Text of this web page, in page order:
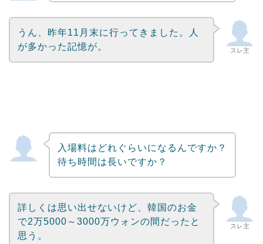
スレ主
うん、昨年11月末に行ってきました。人
が多かった記憶が。
入場料はどれぐらいになるんですか？
待ち時間は長いですか？
スレ主
詳しくは思い出せないけど、韓国のお金
で2万5000～3000万ウォンの間だったと
思う。